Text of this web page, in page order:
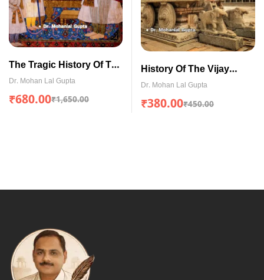
The Tragic History Of The
Red Fort (ENGLISH)
Dr. Mohan Lal Gupta
₹1,650.00
₹680.00
History Of The Vijay
Nagara Empire (English)
Dr. Mohan Lal Gupta
₹450.00
₹380.00